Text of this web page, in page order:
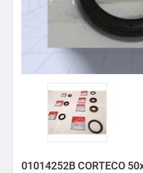
01014252B CORTECO